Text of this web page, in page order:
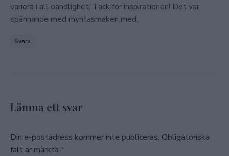
variera i all oändlighet. Tack för inspirationen! Det var
spännande med myntasmaken med.
Svara
Lämna ett svar
Din e-postadress kommer inte publiceras. Obligatoriska
fält är märkta *